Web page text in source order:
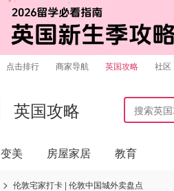
点击排行 商家导航 英国攻略 社区
英国攻略
变美 房屋家居 教育
伦敦宅家打卡 | 伦敦中国城外卖盘点